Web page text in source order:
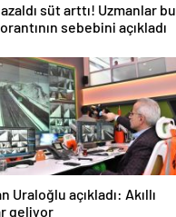
süt arttı! Uzmanlar bu
sebebini açıkladı
Uraloğlu açıkladı: Akıllı
geliyor